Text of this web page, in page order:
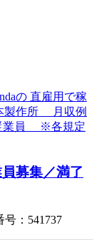
募集／満了
：541737